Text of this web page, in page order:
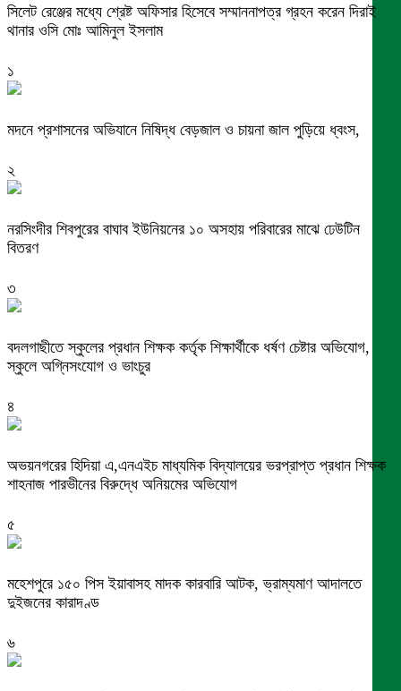
সিলেট রেঞ্জের মধ্যে শ্রেষ্ট অফিসার হিসেবে সম্মাননাপত্র গ্রহন করেন দিরাই
থানার ওসি মোঃ আমিনুল ইসলাম
১
মদনে প্রশাসনের অভিযানে নিষিদ্ধ বেড়জাল ও চায়না জাল পুড়িয়ে ধ্বংস,
২
নরসিংদীর শিবপুরের বাঘাব ইউনিয়নের ১০ অসহায় পরিবারের মাঝে ঢেউটিন
বিতরণ
৩
বদলগাছীতে স্কুলের প্রধান শিক্ষক কর্তৃক শিক্ষার্থীকে ধর্ষণ চেষ্টার অভিযোগ,
স্কুলে অগ্নিসংযোগ ও ভাংচুর
৪
অভয়নগরের হিদিয়া এ,এনএইচ মাধ্যমিক বিদ্যালয়ের ভরপ্রাপ্ত প্রধান শিক্ষক
শাহনাজ পারভীনের বিরুদ্ধে অনিয়মের অভিযোগ
৫
মহেশপুরে ১৫০ পিস ইয়াবাসহ মাদক কারবারি আটক, ভ্রাম্যমাণ আদালতে
দুইজনের কারাদণ্ড
৬